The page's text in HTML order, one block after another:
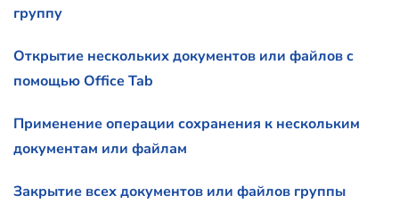
группу
Открытие нескольких документов или файлов с
помощью Office Tab
Применение операции сохранения к нескольким
документам или файлам
Закрытие всех документов или файлов группы